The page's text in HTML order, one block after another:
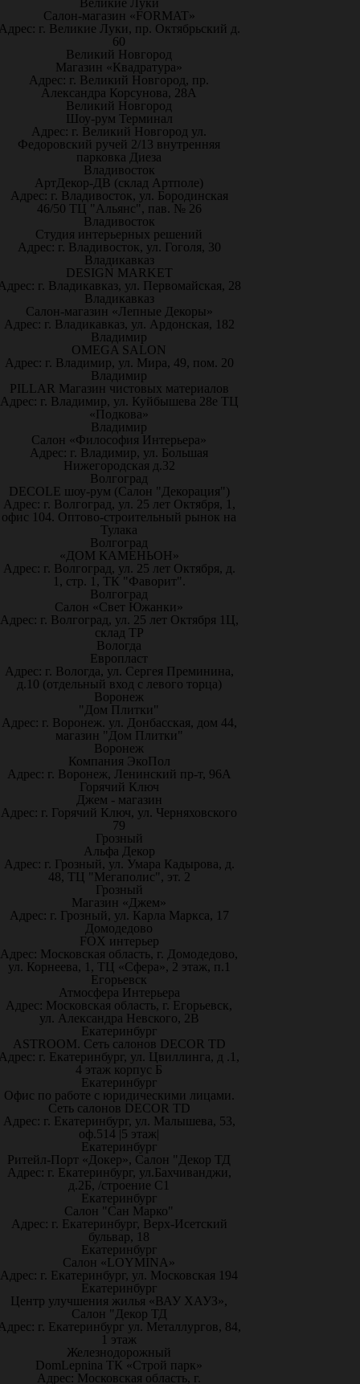
Великие Луки
Салон-магазин «FORMAT»
г. Великие Луки, пр. Октябрьский д.
60
Великий Новгород
Магазин «Квадратура»
Адрес: г. Великий Новгород, пр.
Александра Корсунова, 28А
Великий Новгород
Шоу-рум Терминал
Адрес: г. Великий Новгород ул.
Федоровский ручей 2/13 внутренняя
парковка Диеза
Владивосток
АртДекор-ДВ (склад Артполе)
Адрес: г. Владивосток, ул. Бородинская
46/50 ТЦ "Альянс", пав. № 26
Владивосток
Студия интерьерных решений
Адрес: г. Владивосток, ул. Гоголя, 30
Владикавказ
DESIGN MARKET
г. Владикавказ, ул. Первомайская, 28
Владикавказ
Салон-магазин «Лепные Декоры»
Адрес: г. Владикавказ, ул. Ардонская, 182
Владимир
OMEGA SALON
Адрес: г. Владимир, ул. Мира, 49, пом. 20
Владимир
PILLAR Магазин чистовых материалов
Адрес: г. Владимир, ул. Куйбышева 28е ТЦ
«Подкова»
Владимир
Салон «Философия Интерьера»
Адрес: г. Владимир, ул. Большая
Нижегородская д.32
Волгоград
DECOLE шоу-рум (Салон "Декорация")
Адрес: г. Волгоград, ул. 25 лет Октября, 1,
офис 104. Оптово-строительный рынок на
Тулака
Волгоград
«ДОМ КАМЕНЬОН»
Адрес: г. Волгоград, ул. 25 лет Октября, д.
1, стр. 1, ТК "Фаворит".
Волгоград
Салон «Свет Южанки»
Адрес: г. Волгоград, ул. 25 лет Октября 1Ц,
склад ТР
Вологда
Европласт
Адрес: г. Вологда, ул. Сергея Преминина,
д.10 (отдельный вход с левого торца)
Воронеж
"Дом Плитки"
Адрес: г. Воронеж. ул. Донбасская, дом 44,
магазин "Дом Плитки"
Воронеж
Компания ЭкоПол
Адрес: г. Воронеж, Ленинский пр-т, 96А
Горячий Ключ
Джем - магазин
Адрес: г. Горячий Ключ, ул. Черняховского
79
Грозный
Альфа Декор
Адрес: г. Грозный, ул. Умара Кадырова, д.
48, ТЦ "Мегаполис", эт. 2
Грозный
Магазин «Джем»
Адрес: г. Грозный, ул. Карла Маркса, 17
Домодедово
FOX интерьер
Адрес: Московская область, г. Домодедово,
ул. Корнеева, 1, ТЦ «Сфера», 2 этаж, п.1
Егорьевск
Атмосфера Интерьера
Адрес: Московская область, г. Егорьевск,
ул. Александра Невского, 2В
Екатеринбург
ASTROOM. Сеть салонов DECOR TD
г. Екатеринбург, ул. Цвиллинга, д .1,
4 этаж корпус Б
Екатеринбург
Офис по работе с юридическими лицами.
Сеть салонов DECOR TD
Адрес: г. Екатеринбург, ул. Малышева, 53,
оф.514 |5 этаж|
Екатеринбург
Ритейл-Порт «Докер», Салон "Декор ТД
Адрес: г. Екатеринбург, ул.Бахчиванджи,
д.2Б, /строение С1
Екатеринбург
Салон "Сан Марко"
Адрес: г. Екатеринбург, Верх-Исетский
бульвар, 18
Екатеринбург
Салон «LOYMINA»
Адрес: г. Екатеринбург, ул. Московская 194
Екатеринбург
Центр улучшения жилья «ВАУ ХАУЗ»,
Салон "Декор ТД
г. Екатеринбург ул. Металлургов, 84,
1 этаж
Железнодорожный
DomLepnina ТК «Строй парк»
Адрес: Московская область, г.